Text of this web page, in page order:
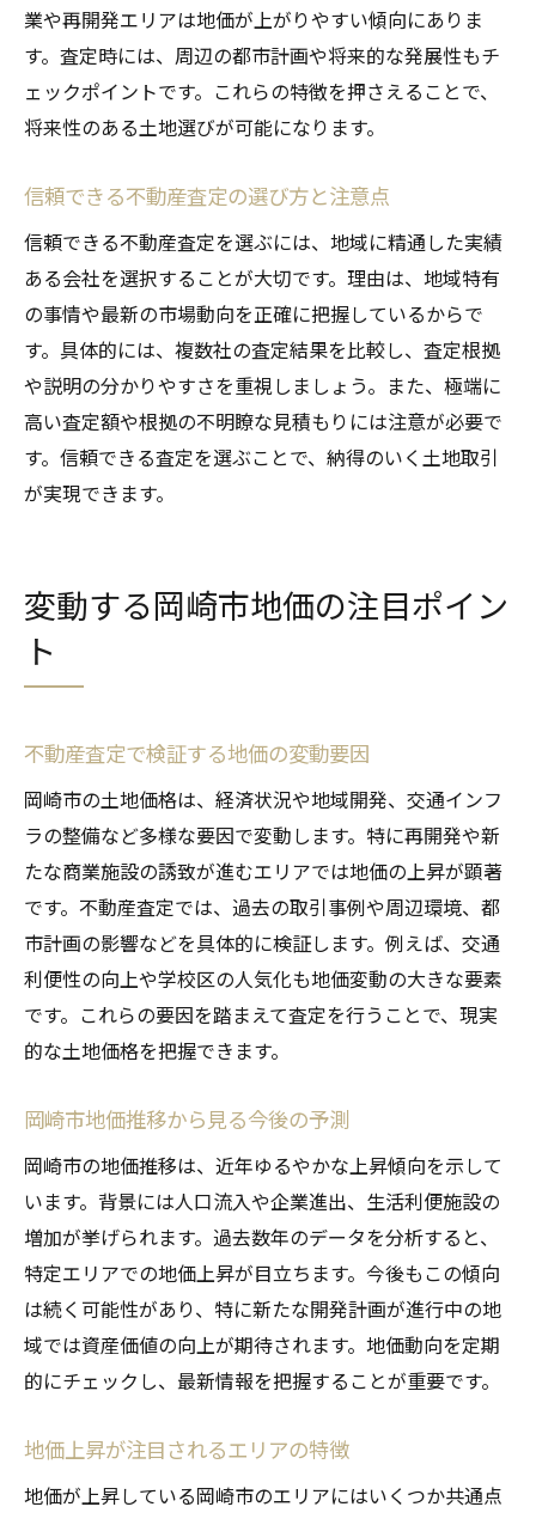
業や再開発エリアは地価が上がりやすい傾向にありま
す。査定時には、周辺の都市計画や将来的な発展性もチ
ェックポイントです。これらの特徴を押さえることで、
将来性のある土地選びが可能になります。
信頼できる不動産査定の選び方と注意点
信頼できる不動産査定を選ぶには、地域に精通した実績
ある会社を選択することが大切です。理由は、地域特有
の事情や最新の市場動向を正確に把握しているからで
す。具体的には、複数社の査定結果を比較し、査定根拠
や説明の分かりやすさを重視しましょう。また、極端に
高い査定額や根拠の不明瞭な見積もりには注意が必要で
す。信頼できる査定を選ぶことで、納得のいく土地取引
が実現できます。
変動する岡崎市地価の注目ポイン
ト
不動産査定で検証する地価の変動要因
岡崎市の土地価格は、経済状況や地域開発、交通インフ
ラの整備など多様な要因で変動します。特に再開発や新
たな商業施設の誘致が進むエリアでは地価の上昇が顕著
です。不動産査定では、過去の取引事例や周辺環境、都
市計画の影響などを具体的に検証します。例えば、交通
利便性の向上や学校区の人気化も地価変動の大きな要素
です。これらの要因を踏まえて査定を行うことで、現実
的な土地価格を把握できます。
岡崎市地価推移から見る今後の予測
岡崎市の地価推移は、近年ゆるやかな上昇傾向を示して
います。背景には人口流入や企業進出、生活利便施設の
増加が挙げられます。過去数年のデータを分析すると、
特定エリアでの地価上昇が目立ちます。今後もこの傾向
は続く可能性があり、特に新たな開発計画が進行中の地
域では資産価値の向上が期待されます。地価動向を定期
的にチェックし、最新情報を把握することが重要です。
地価上昇が注目されるエリアの特徴
地価が上昇している岡崎市のエリアにはいくつか共通点